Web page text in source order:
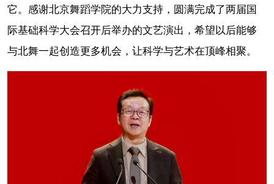
它。感谢北京舞蹈学院的大力支持，圆满完成了两届国
际基础科学大会召开后举办的文艺演出，希望以后能够
与北舞一起创造更多机会，让科学与艺术在顶峰相聚。